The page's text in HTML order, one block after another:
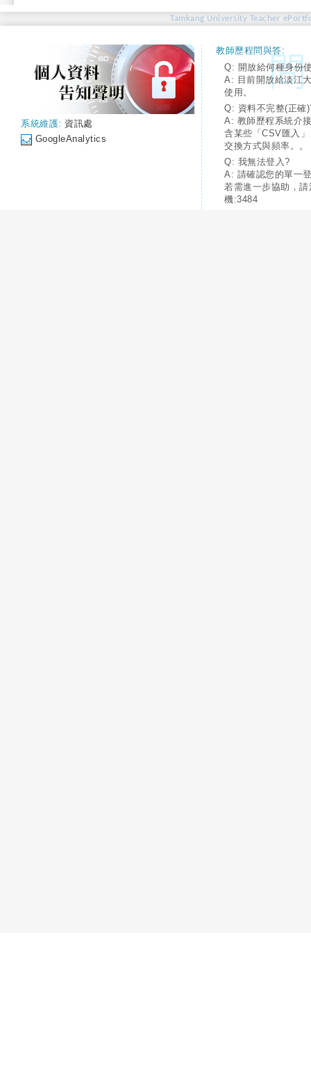
Tamkang University Teacher
系統維護: 資訊處
GoogleAnalytics
教師歷程問與答:
Q: 開放給何種身份
A: 目前開放給淡江
使用。
Q: 資料不完整(正確
A: 教師歷程系統介
含某些「CSV匯入
交換方式與頻率。。
Q: 我無法登入?
A: 請確認您的單一
若需進一步協助，
機:3484